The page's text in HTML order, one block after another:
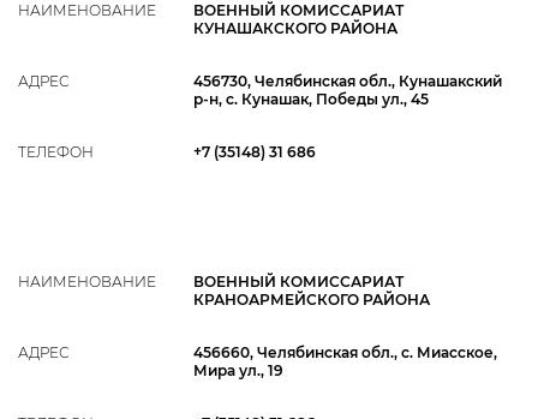
НАИМЕНОВАНИЕ
ВОЕННЫЙ КОМИССАРИАТ
КУНАШАКСКОГО РАЙОНА
АДРЕС
456730, Челябинская обл., Кунашакский
р-н, с. Кунашак, Победы ул., 45
ТЕЛЕФОН +7 (35148) 31 686
НАИМЕНОВАНИЕ
ВОЕННЫЙ КОМИССАРИАТ
КРАНОАРМЕЙСКОГО РАЙОНА
АДРЕС
456660, Челябинская обл., с. Миасское,
Мира ул., 19